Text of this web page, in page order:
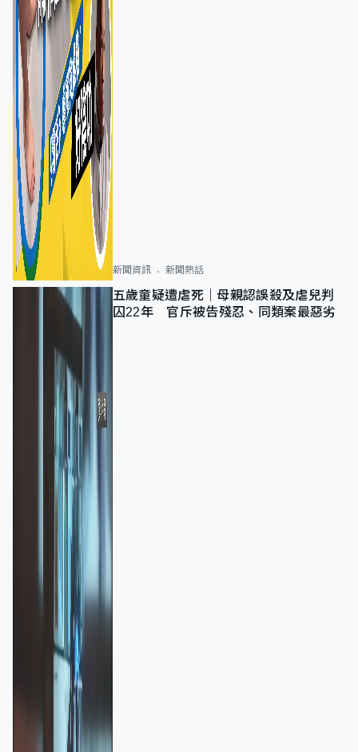
新聞資訊 新聞熱話
五歲童疑遭虐死｜母親認誤殺及虐兒判
囚22年 官斥被告殘忍、同類案最惡劣